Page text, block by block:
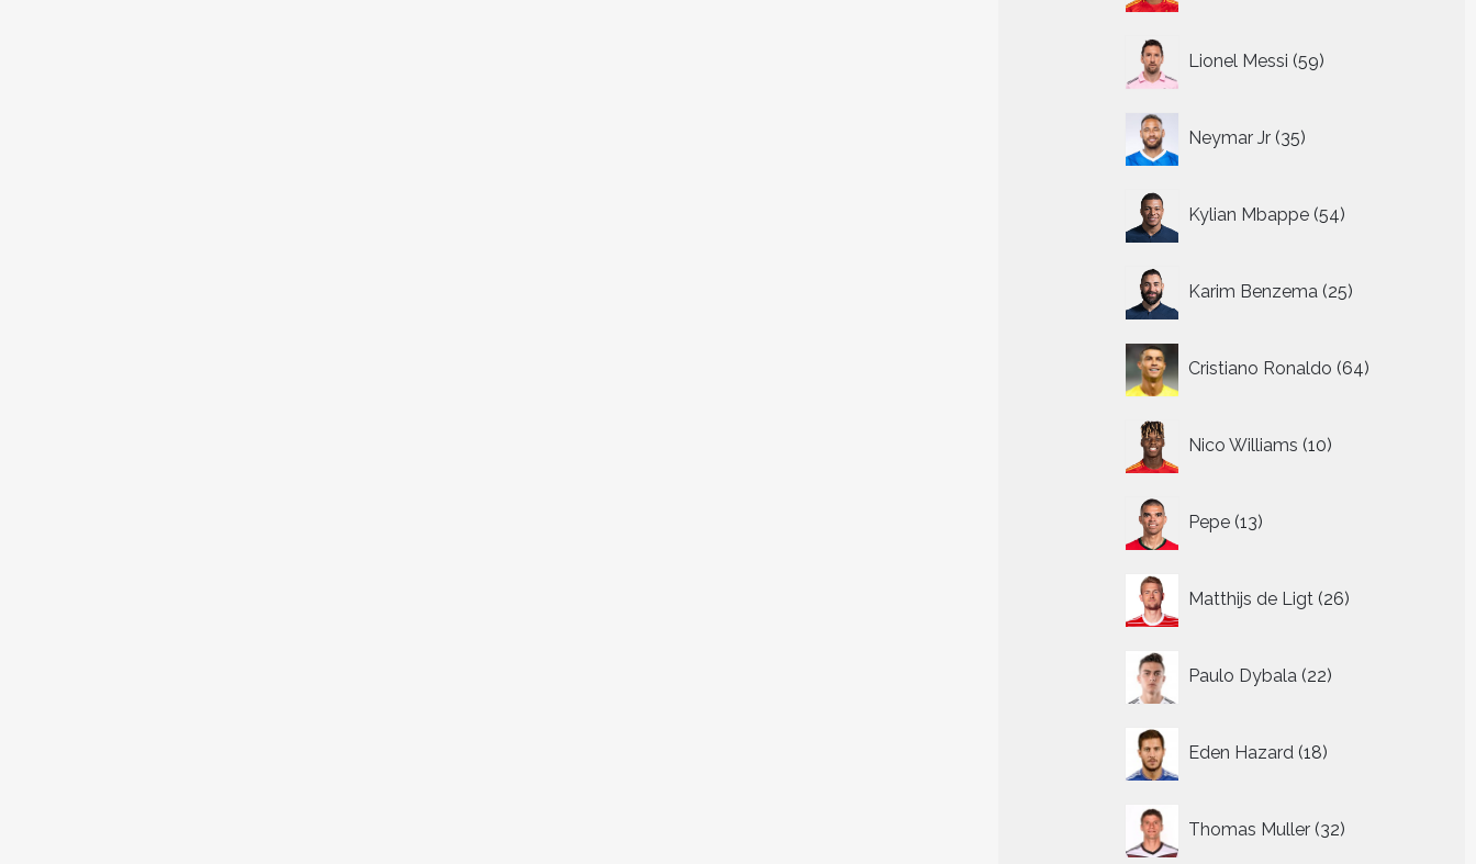
Lionel Messi 59
producten
Neymar Jr 35
producten
Kylian Mbappe 54
producten
Karim Benzema 25
producten
Cristiano Ronaldo 64
producten
Nico Williams 10
producten
Pepe 13
producten
Matthijs de Ligt 26
producten
Paulo Dybala 22
producten
Eden Hazard 18
producten
Thomas Muller 32
producten